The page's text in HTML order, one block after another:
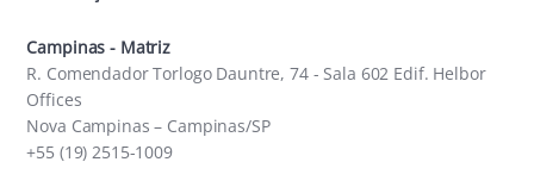
Campinas - Matriz
R. Comendador Torlogo Dauntre, 74 - Sala 602 Edif. Helbor
Offices
Nova Campinas – Campinas/SP
+55 (19) 2515-1009